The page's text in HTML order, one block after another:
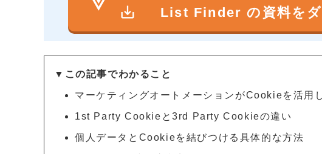
save_alt List Finder の資料を
▼この記事でわかること
マーケティングオートメーションがCookieを活用
1st Party Cookieと3rd Party Cookieの違い
個人データとCookieを結びつける具体的な方法